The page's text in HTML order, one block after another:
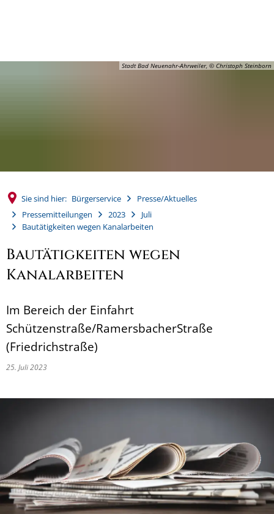
Stadt Bad Neuenahr-Ahrweiler, © Christoph Steinborn
Sie sind hier: Bürgerservice
Presse/Aktuelles
Pressemitteilungen
2023
Juli
Bautätigkeiten wegen Kanalarbeiten
Bautätigkeiten wegen
Kanalarbeiten
Im Bereich der Einfahrt
Schützenstraße/RamersbacherStraße
(Friedrichstraße)
25. Juli 2023